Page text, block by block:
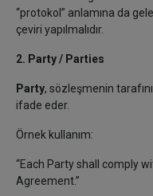
“protokol” anlamına da
çeviri yapılmalıdır.
2. Party / Parties
Party, sözleşmenin
ifade eder.
Örnek kullanım:
“Each Party shall comply
Agreement.”